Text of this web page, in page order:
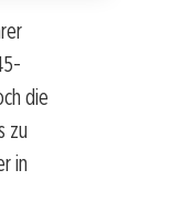
die
zu
in